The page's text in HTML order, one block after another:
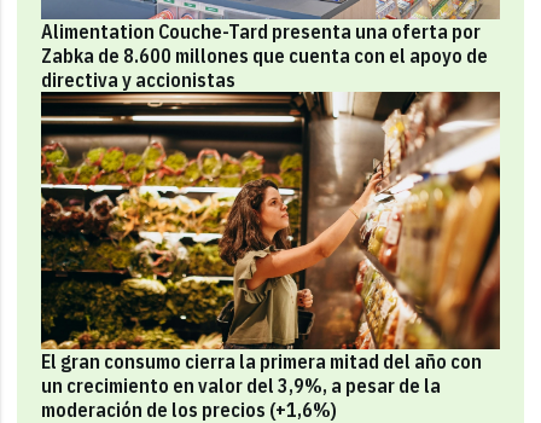
Alimentation Couche-Tard presenta una oferta por
Zabka de 8.600 millones que cuenta con el apoyo de
directiva y accionistas
El gran consumo cierra la primera mitad del año con
un crecimiento en valor del 3,9%, a pesar de la
moderación de los precios (+1,6%)